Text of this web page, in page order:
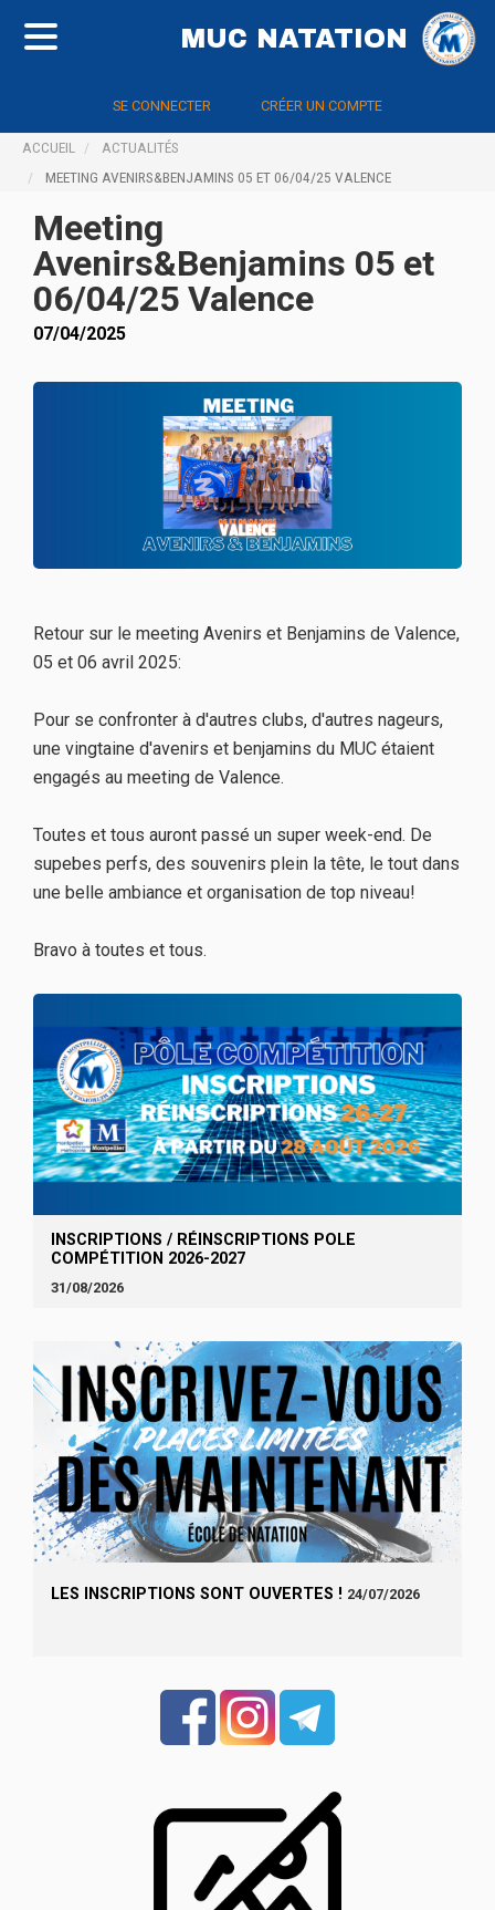
MUC NATATION
SE CONNECTER CRÉER UN COMPTE
ACCUEIL
ACTUALITÉS
MEETING AVENIRS&BENJAMINS 05 ET 06/04/25 VALENCE
Meeting
Avenirs&Benjamins 05 et
06/04/25 Valence
07/04/2025
Retour sur le meeting Avenirs et Benjamins de Valence,
05 et 06 avril 2025:
Pour se confronter à d'autres clubs, d'autres nageurs,
une vingtaine d'avenirs et benjamins du MUC étaient
engagés au meeting de Valence.
Toutes et tous auront passé un super week-end. De
supebes perfs, des souvenirs plein la tête, le tout dans
une belle ambiance et organisation de top niveau!
Bravo à toutes et tous.
INSCRIPTIONS / RÉINSCRIPTIONS POLE
COMPÉTITION 2026-2027
31/08/2026
LES INSCRIPTIONS SONT OUVERTES ! 24/07/2026